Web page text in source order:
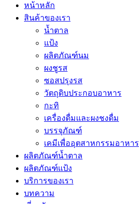
หน้าหลัก
สินค้าของเรา
น้ำตาล
แป้ง
ผลิตภัณฑ์นม
ผงชูรส
ซอสปรุงรส
วัตถุดิบประกอบอาหาร
กะทิ
เครื่องดื่มและผงชงดื่ม
บรรจุภัณฑ์
เคมีเพื่ออุตสาหกรรมอาหาร
ผลิตภัณฑ์น้ำตาล
ผลิตภัณฑ์แป้ง
บริการของเรา
บทความ